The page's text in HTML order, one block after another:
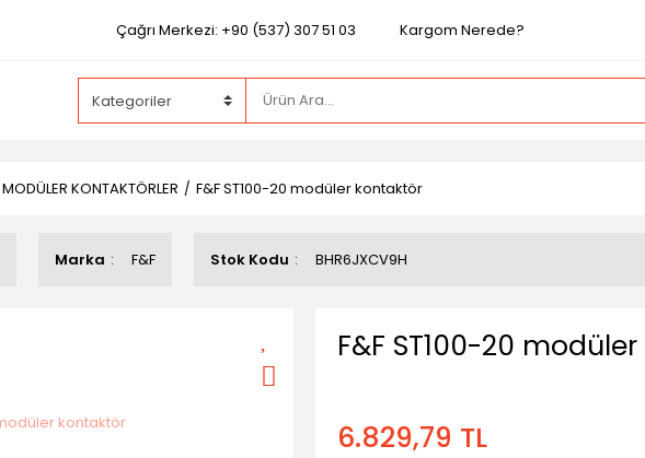
Çağrı Merkezi: +90 (537) 307 51 03 Kargom Nerede?
MODÜLER KONTAKTÖRLER F&F ST100-20 modüler kontaktör
Marka F&F Stok Kodu BHR6JXCV9H
F&F ST100-20
6.829,79 TL